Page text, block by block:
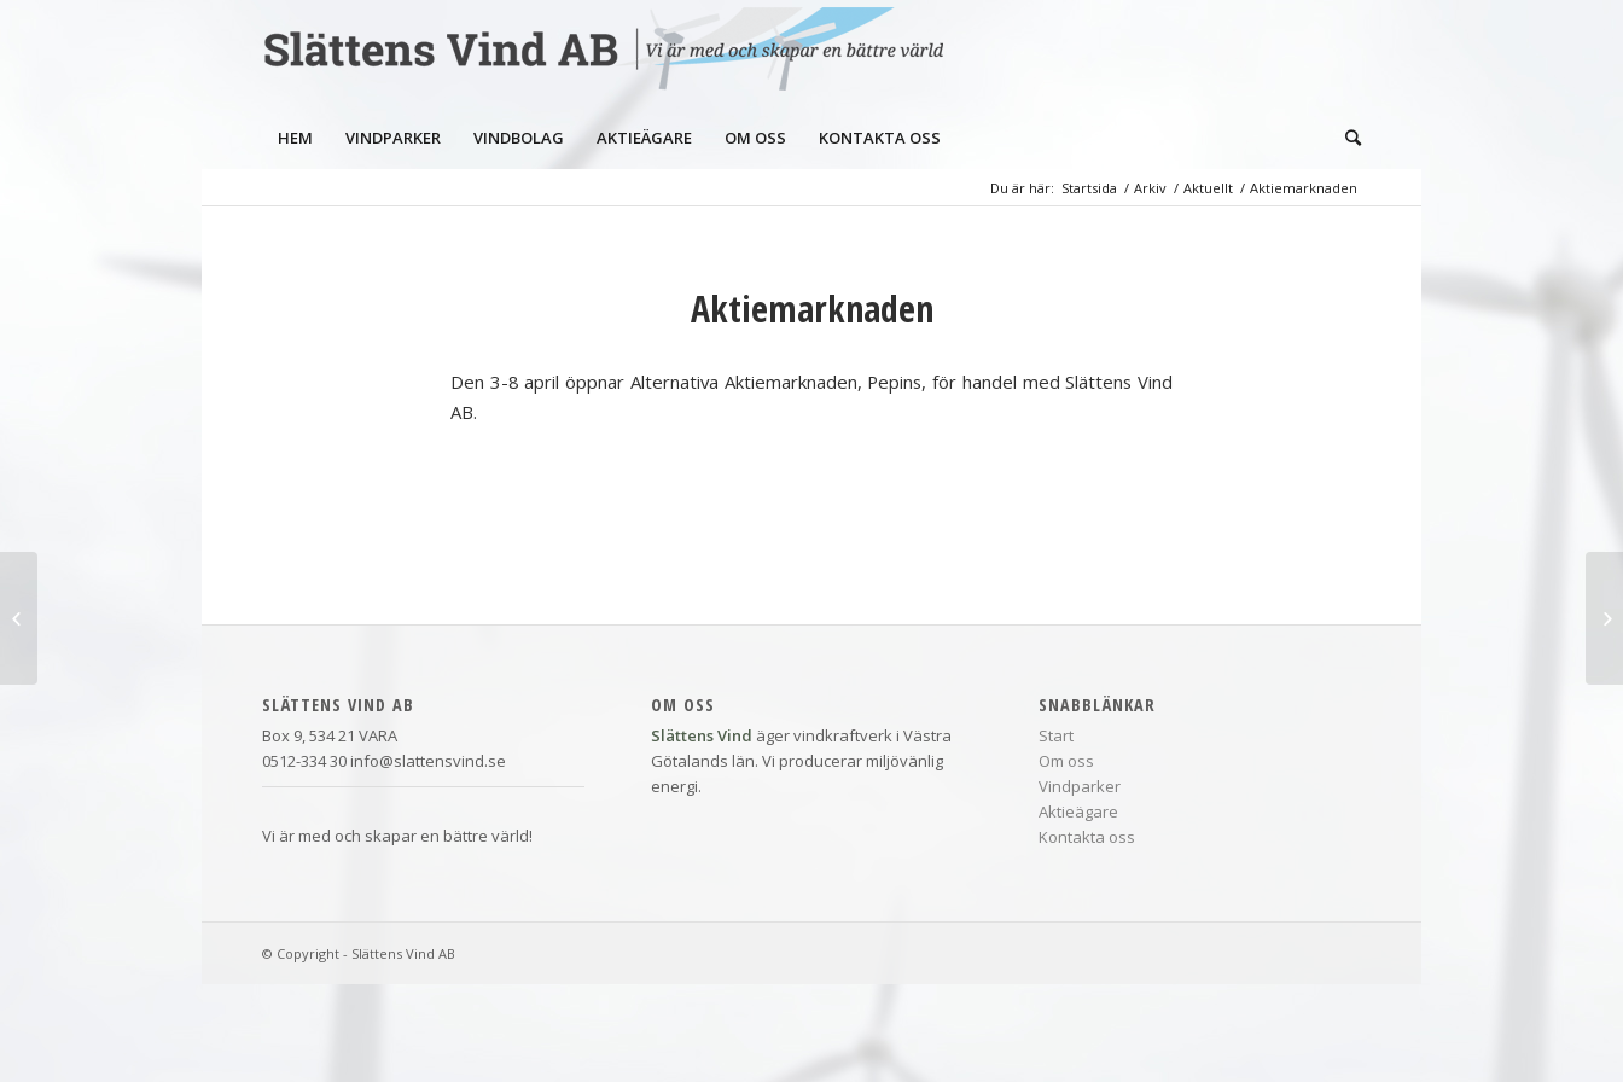
HEM VINDPARKER VINDBOLAG AKTIEÄGARE OM OSS KONTAKTA OSS
Du är här: Startsida / Arkiv / Aktuellt / Aktiemarknaden
Aktiemarknaden
Den 3-8 april öppnar Alternativa Aktiemarknaden, Pepins, för handel med Slättens Vind
AB.
SLÄTTENS VIND AB
Box 9, 534 21 VARA
0512-334 30 info@slattensvind.se
Vi är med och skapar en bättre värld!
OM OSS
Slättens Vind äger vindkraftverk i Västra
Götalands län. Vi producerar miljövänlig
energi.
SNABBLÄNKAR
Start
Om oss
Vindparker
Aktieägare
Kontakta oss
© Copyright - Slättens Vind AB